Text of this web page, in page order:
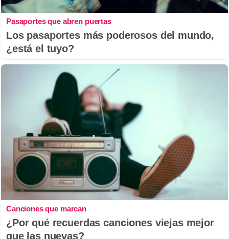
Pasaportes que abren puertas
Los pasaportes más poderosos del mundo,
¿está el tuyo?
Canciones que marcan
¿Por qué recuerdas canciones viejas mejor
que las nuevas?